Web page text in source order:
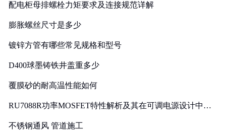
配电柜母排螺栓力矩要求及连接规范详解
膨胀螺丝尺寸是多少
镀锌方管有哪些常见规格和型号
D400球墨铸铁井盖重多少
覆膜砂的耐高温性能如何
RU7088R功率MOSFET特性解析及其在可调电源设计中的
不锈钢通风 管道施工